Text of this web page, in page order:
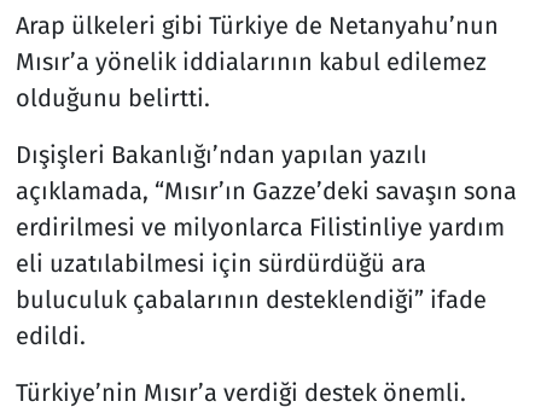
Arap ülkeleri gibi Türkiye de Netanyahu’nun
Mısır’a yönelik iddialarının kabul edilemez
olduğunu belirtti.
Dışişleri Bakanlığı’ndan yapılan yazılı
açıklamada, “Mısır’ın Gazze’deki savaşın sona
erdirilmesi ve milyonlarca Filistinliye yardım
eli uzatılabilmesi için sürdürdüğü ara
buluculuk çabalarının desteklendiği” ifade
edildi.
Türkiye’nin Mısır’a verdiği destek önemli.